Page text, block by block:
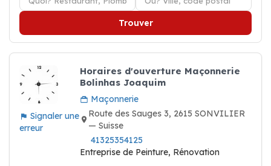
Trouver
Signaler une
erreur
Horaires d'ouverture Maçonnerie
Bolinhas Joaquim
Maçonnerie
Route des Sauges 3, 2615 SONVILIER
— Suisse
41325354125
Entreprise de Peinture, Rénovation